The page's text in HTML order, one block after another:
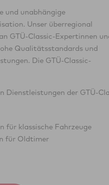
und unabhängige
Unser überregional
GTÜ-Classic-Expertinnen
Qualitätsstandards und
Die GTÜ-Classic-
und informieren Sie
Sie für Ihr Fahrzeug
eine Aktualisierung
Dienstleistungen der GTÜ-
für klassische Fahrzeuge
für Oldtimer